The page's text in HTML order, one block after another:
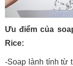
Ưu điểm của
Rice:
-Soap lành tính từ